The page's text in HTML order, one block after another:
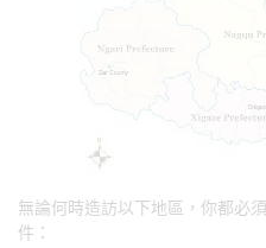
無論何時造訪以下地區，你都必
件：